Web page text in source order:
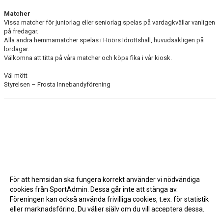
Matcher
Vissa matcher för juniorlag eller seniorlag spelas på vardagkvällar vanligen
på fredagar.
Alla andra hemmamatcher spelas i Höörs Idrottshall, huvudsakligen på
lördagar.
Välkomna att titta på våra matcher och köpa fika i vår kiosk.
Väl mött
Styrelsen – Frosta Innebandyförening
För att hemsidan ska fungera korrekt använder vi nödvändiga
cookies från SportAdmin. Dessa går inte att stänga av.
Föreningen kan också använda frivilliga cookies, t.ex. för statistik
eller marknadsföring. Du väljer själv om du vill acceptera dessa.